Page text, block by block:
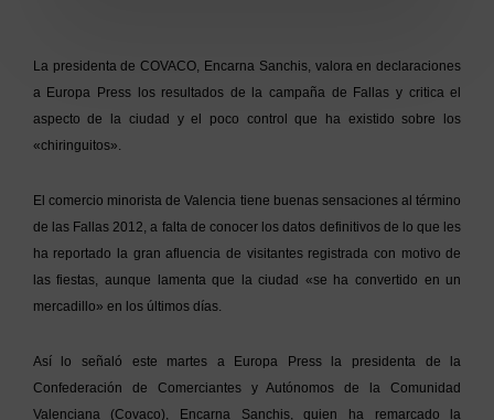
La presidenta de COVACO, Encarna Sanchis, valora en declaraciones
a Europa Press los resultados de la campaña de Fallas y critica el
aspecto de la ciudad y el poco control que ha existido sobre los
«chiringuitos».
El comercio minorista de Valencia tiene buenas sensaciones al término
de las Fallas 2012, a falta de conocer los datos definitivos de lo que les
ha reportado la gran afluencia de visitantes registrada con motivo de
las fiestas, aunque lamenta que la ciudad «se ha convertido en un
mercadillo» en los últimos días.
Así lo señaló este martes a Europa Press la presidenta de la
Confederación de Comerciantes y Autónomos de la Comunidad
Valenciana (Covaco), Encarna Sanchis, quien ha remarcado la